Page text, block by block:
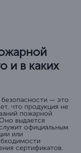
и в каких
— это
что продукция не
пожарной
выдается
официальным
или
сертификатов.